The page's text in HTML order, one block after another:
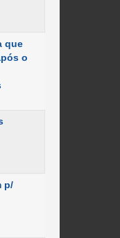
que
o
p/